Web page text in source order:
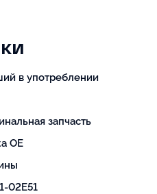
в употреблении
запчасть
OE
02E51